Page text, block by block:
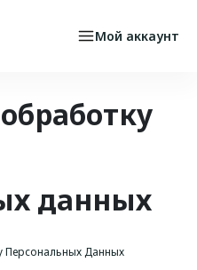
your language
Мой аккаунт
данных
Персональных Данных